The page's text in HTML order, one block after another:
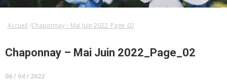
Accueil Chaponnay – Mai Juin 2022_Page_02
Chaponnay – Mai Juin 2022_Page_02
06 / 04 / 2022